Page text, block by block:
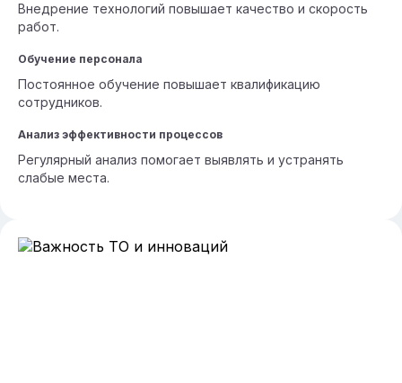
Внедрение технологий повышает качество и скорость
работ.
Обучение персонала
Постоянное обучение повышает квалификацию
сотрудников.
Анализ эффективности процессов
Регулярный анализ помогает выявлять и устранять
слабые места.